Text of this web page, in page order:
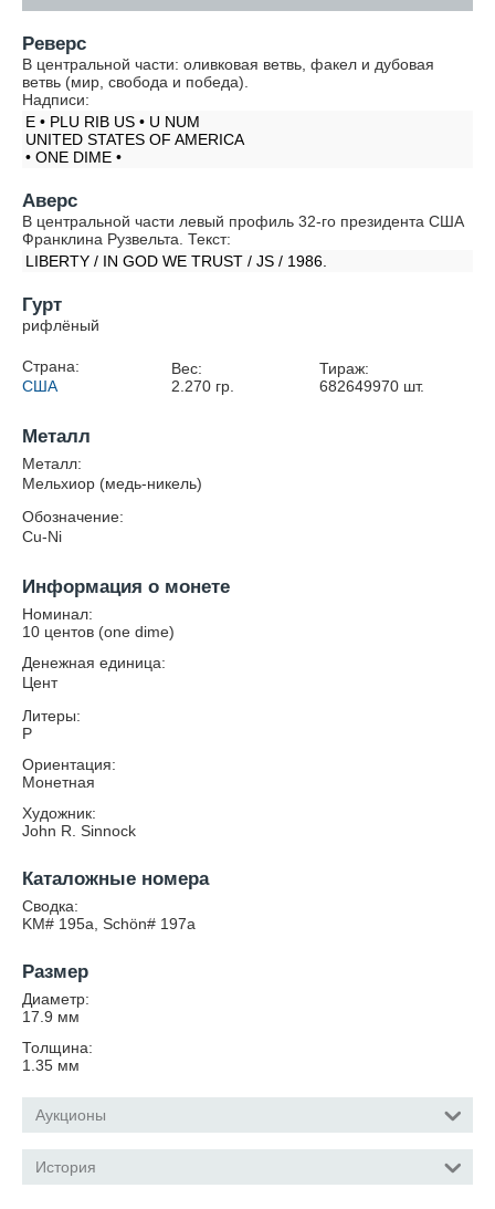
Реверс
В центральной части: оливковая ветвь, факел и дубовая
ветвь (мир, свобода и победа).
Надписи:
E • PLU RIB US • U NUM
UNITED STATES OF AMERICA
• ONE DIME •
Аверс
В центральной части левый профиль 32-го президента США
Франклина Рузвельта. Текст:
LIBERTY / IN GOD WE TRUST / JS / 1986.
Гурт
рифлёный
Страна:
США
Вес:
2.270гр.
Тираж:
682649970 шт.
Металл
Металл:
Мельхиор (медь-никель)
Обозначение:
Cu-Ni
Информация о монете
Номинал:
10 центов (one dime)
Денежная единица:
Цент
Литеры:
P
Ориентация:
Монетная
Художник:
John R. Sinnock
Каталожные номера
Сводка:
KM# 195a, Schön# 197a
Размер
Диаметр:
17.9 мм
Толщина:
1.35 мм
Аукционы
История